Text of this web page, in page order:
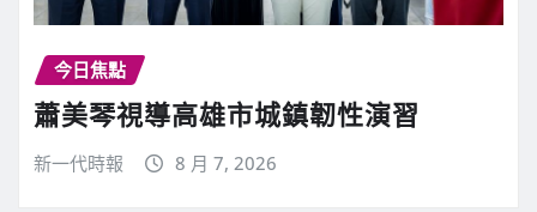
今日焦點
蕭美琴視導高雄市城鎮韌性演習
新一代時報 8 月 7, 2026